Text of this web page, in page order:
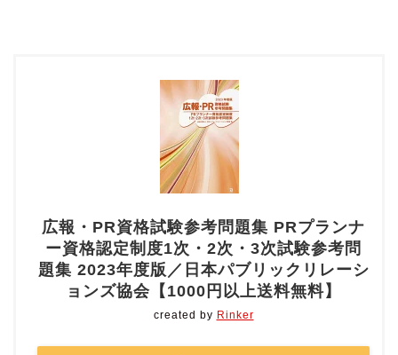
広報・PR資格試験参考問題集 PRプランナ
ー資格認定制度1次・2次・3次試験参考問
題集 2023年度版／日本パブリックリレーシ
ョンズ協会【1000円以上送料無料】
created by Rinker